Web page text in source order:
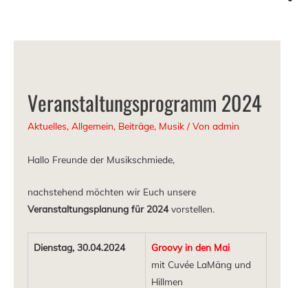
Veranstaltungsprogramm 2024
Aktuelles, Allgemein, Beiträge, Musik / Von admin
Hallo Freunde der Musikschmiede,
nachstehend möchten wir Euch unsere
Veranstaltungsplanung für 2024vorstellen.
Dienstag, 30.04.2024
Groovy in den Mai
mit Cuvée LaMäng und
Hillmen